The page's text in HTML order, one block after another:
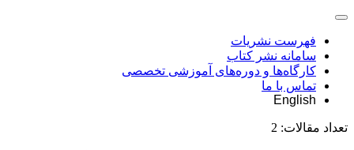
فهرست نشریات
سامانه نشر کتاب
کارگاه‌ها و دوره‌های آموزشی تخصصی
تماس با ما
English
تعداد مقالات: 2